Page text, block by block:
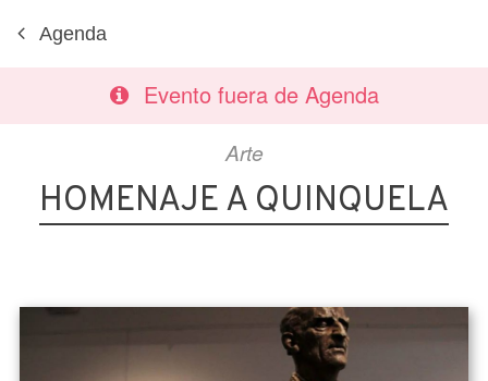
Agenda
Evento fuera de Agenda
Arte
HOMENAJE A QUINQUELA